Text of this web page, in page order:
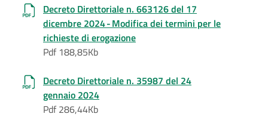
Decreto Direttoriale n. 663126 del 17
dicembre 2024 - Modifica dei termini per le
richieste di erogazione
Pdf 188,85Kb
Decreto Direttoriale n. 35987 del 24
gennaio 2024
Pdf 286,44Kb